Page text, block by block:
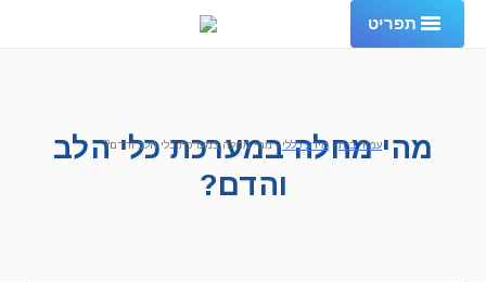
תפריט
עמוד בית- מידע כללי-מהי מחלה במערכת כלי הלב והדם?
מהי מחלה במערכת כלי הלב
והדם?